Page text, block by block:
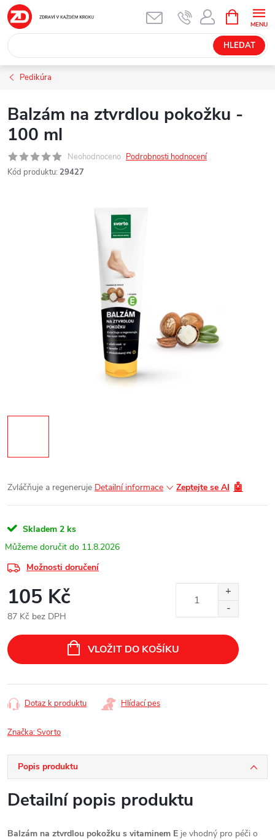
Přejít
na
obsah
HLEDAT
NÁKUPNÍ
KOŠÍK
Pedikúra
Balzám na ztvrdlou pokožku -
100 ml
Neohodnoceno Podrobnosti hodnocení
Kód produktu: 29427
Zvláčňuje a regeneruje Detailní informace Zeptejte se AI 🤖
Skladem 2 ks
11.8.2026
Možnosti doručení
105 Kč
87 Kč bez DPH
cena:
VLOŽIT DO KOŠÍKU
Dotaz k produktu Hlídací pes
Značka:Svorto
Popis produktu
Detailní popis produktu
Balzám na ztvrdlou pokožku s vitaminem E je vhodný pro péči o